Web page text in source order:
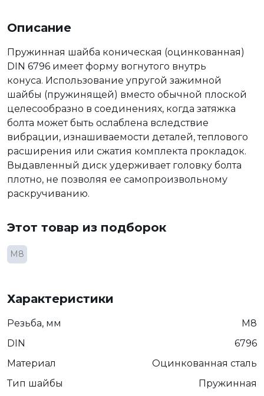
Описание
Пружинная шайба коническая (оцинкованная)
DIN 6796 имеет форму вогнутого внутрь
конуса. Использование упругой зажимной
шайбы (пружинящей) вместо обычной плоской
целесообразно в соединениях, когда затяжка
болта может быть ослаблена вследствие
вибрации, изнашиваемости деталей, теплового
расширения или сжатия комплекта прокладок.
Выдавленный диск удерживает головку болта
плотно, не позволяя ее самопроизвольному
раскручиванию.
Этот товар из подборок
М8
Характеристики
Резьба, мм
М8
DIN
6796
Материал
Оцинкованная сталь
Тип шайбы
Пружинная